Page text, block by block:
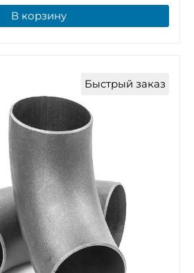
В корзину
Быстрый заказ